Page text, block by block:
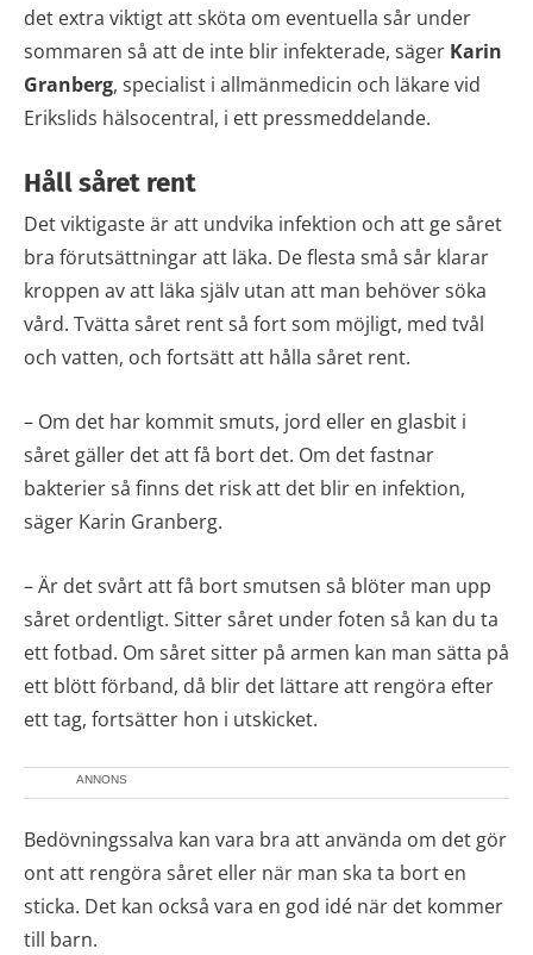
det extra viktigt att sköta om eventuella sår under
sommaren så att de inte blir infekterade, säger Karin
Granberg, specialist i allmänmedicin och läkare vid
Erikslids hälsocentral, i ett pressmeddelande.
Håll såret rent
Det viktigaste är att undvika infektion och att ge såret
bra förutsättningar att läka. De flesta små sår klarar
kroppen av att läka själv utan att man behöver söka
vård. Tvätta såret rent så fort som möjligt, med tvål
och vatten, och fortsätt att hålla såret rent.
– Om det har kommit smuts, jord eller en glasbit i
såret gäller det att få bort det. Om det fastnar
bakterier så finns det risk att det blir en infektion,
säger Karin Granberg.
– Är det svårt att få bort smutsen så blöter man upp
såret ordentligt. Sitter såret under foten så kan du ta
ett fotbad. Om såret sitter på armen kan man sätta på
ett blött förband, då blir det lättare att rengöra efter
ett tag, fortsätter hon i utskicket.
ANNONS
Bedövningssalva kan vara bra att använda om det gör
ont att rengöra såret eller när man ska ta bort en
sticka. Det kan också vara en god idé när det kommer
till barn.